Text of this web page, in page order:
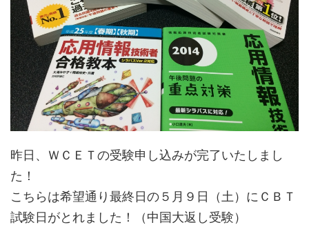
昨日、ＷＣＥＴの受験申し込みが完了いたしまし
た！
こちらは希望通り最終日の５月９日（土）にＣＢＴ
試験日がとれました！（中国大返し受験）